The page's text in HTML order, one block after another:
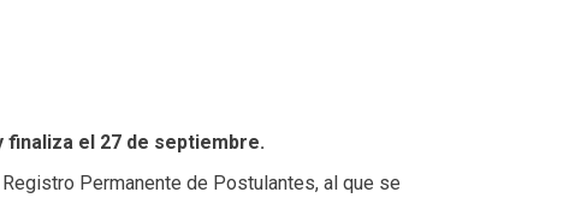
el 27 de septiembre.
Permanente de Postulantes, al que se